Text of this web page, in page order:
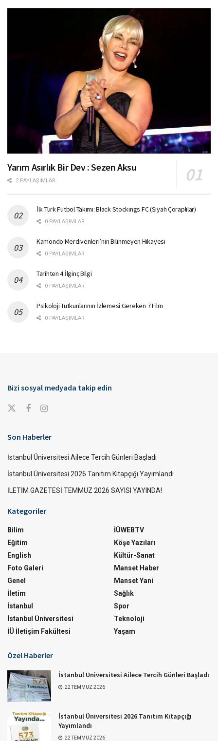
Yarım Asırlık Bir Dev : Sezen Aksu
2 PAYLAŞIMLAR
İlk Türk Futbol Takımı: Black Stockings FC (Siyah Çoraplılar)
0 PAYLAŞIMLAR
Kamondo Merdivenleri’nin Bilinmeyen Hikayesi
0 PAYLAŞIMLAR
Tarihten 4 İlginç Bilgi
0 PAYLAŞIMLAR
Psikoloji Tutkunlarının İzlemesi Gereken 7 Film
0 PAYLAŞIMLAR
Bizi sosyal medyada takip edin
Son Haberler
İstanbul Üniversitesi Ailece Tercih Günleri Başladı
İstanbul Üniversitesi 2026 Tanıtım Kitapçığı Yayımlandı
İLETİM GAZETESİ TEMMUZ 2026 SAYISI YAYINDA!
Kategoriler
Bilim
Eğitim
English
Foto Galeri
Genel
İletim
İstanbul
İstanbul Üniversitesi
İÜ İletişim Fakültesi
İÜWEBTV
Köşe Yazıları
Kültür-Sanat
Manset Haber
Manset Yani
Sağlık
Spor
Teknoloji
Yaşam
Özel Haberler
İstanbul Üniversitesi Ailece Tercih Günleri Başladı
22 TEMMUZ 2026
İstanbul Üniversitesi 2026 Tanıtım Kitapçığı
Yayımlandı
22 TEMMUZ 2026